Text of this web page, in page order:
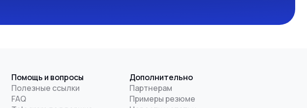
Помощь и вопросы
Полезные ссылки
FAQ
Дополнительно
Партнерам
Примеры резюме